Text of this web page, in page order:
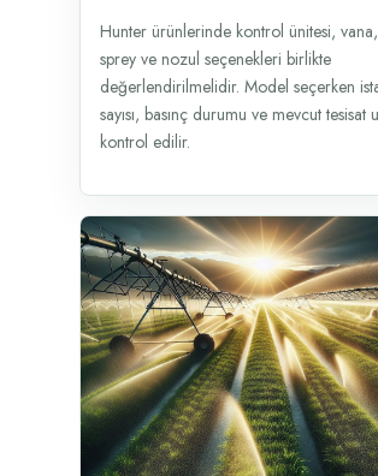
Hunter ürünlerinde kontrol ünitesi,
sprey ve nozul seçenekleri birlikte
değerlendirilmelidir. Model seçerken
sayısı, basınç durumu ve mevcut tesisat
kontrol edilir.